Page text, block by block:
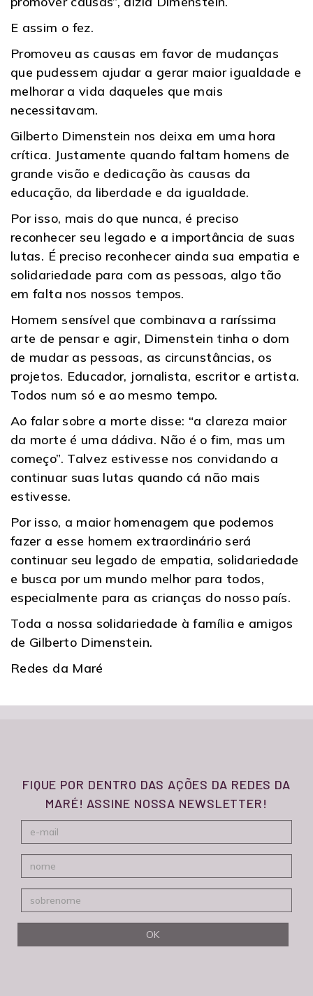
E assim o fez.
Promoveu as causas em favor de mudanças
que pudessem ajudar a gerar maior igualdade e
melhorar a vida daqueles que mais
necessitavam.
Gilberto Dimenstein nos deixa em uma hora
crítica. Justamente quando faltam homens de
grande visão e dedicação às causas da
educação, da liberdade e da igualdade.
Por isso, mais do que nunca, é preciso
reconhecer seu legado e a importância de suas
lutas. É preciso reconhecer ainda sua empatia e
solidariedade para com as pessoas, algo tão
em falta nos nossos tempos.
Homem sensível que combinava a raríssima
arte de pensar e agir, Dimenstein tinha o dom
de mudar as pessoas, as circunstâncias, os
projetos. Educador, jornalista, escritor e artista.
Todos num só e ao mesmo tempo.
Ao falar sobre a morte disse: “a clareza maior
da morte é uma dádiva. Não é o fim, mas um
começo”. Talvez estivesse nos convidando a
continuar suas lutas quando cá não mais
estivesse.
Por isso, a maior homenagem que podemos
fazer a esse homem extraordinário será
continuar seu legado de empatia, solidariedade
e busca por um mundo melhor para todos,
especialmente para as crianças do nosso país.
Toda a nossa solidariedade à família e amigos
de Gilberto Dimenstein.
Redes da Maré
FIQUE POR DENTRO DAS AÇÕES DA REDES DA
MARÉ! ASSINE NOSSA NEWSLETTER!